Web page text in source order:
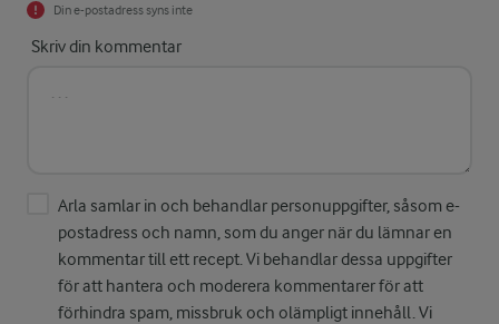
Din e-postadress syns inte
Skriv din kommentar
Arla samlar in och behandlar personuppgifter, såsom e-
postadress och namn, som du anger när du lämnar en
kommentar till ett recept. Vi behandlar dessa uppgifter
för att hantera och moderera kommentarer för att
förhindra spam, missbruk och olämpligt innehåll. Vi